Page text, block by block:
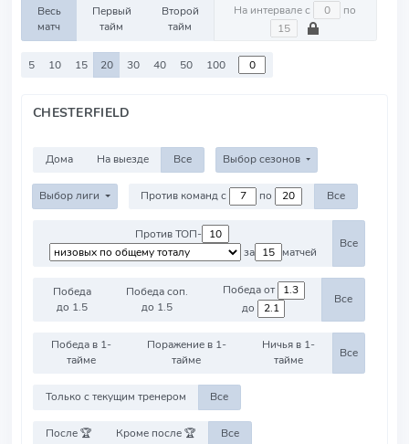
Весь
матч
Первый
тайм
Второй
тайм
На интервале с по
5 10 15 20 30 40 50 100
CHESTERFIELD
Дома На выезде Все Выбор сезонов
Выбор лиги Против команд с по Все
Против ТОП-
за
матчей
Все
Победа
до 1.5
Победа соп.
до 1.5
Победа от
до
Все
Победа в 1-
тайме
Поражение в 1-
тайме
Ничья в 1-
тайме
Все
Только с текущим тренером Все
После 🏆 Кроме после 🏆 Все